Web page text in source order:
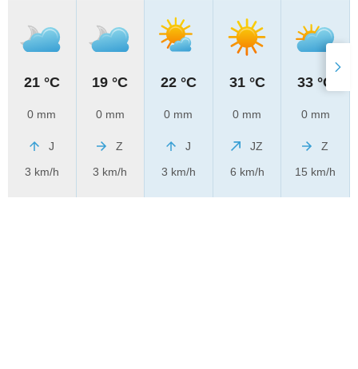
21 °C
0 mm
J
3 km/h
19 °C
0 mm
Z
3 km/h
22 °C
0 mm
J
3 km/h
31 °C
0 mm
JZ
6 km/h
33 °C
0 mm
Z
15 km/h